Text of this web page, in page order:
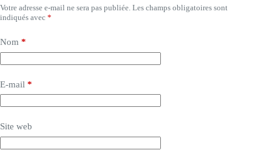
Votre adresse e-mail ne sera pas publiée. Les champs obligatoires sont
indiqués avec *
Nom *
E-mail *
Site web